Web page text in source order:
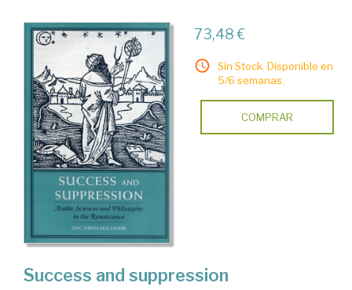
73,48 €
Sin Stock. Disponible en
5/6 semanas.
COMPRAR
Success and suppression